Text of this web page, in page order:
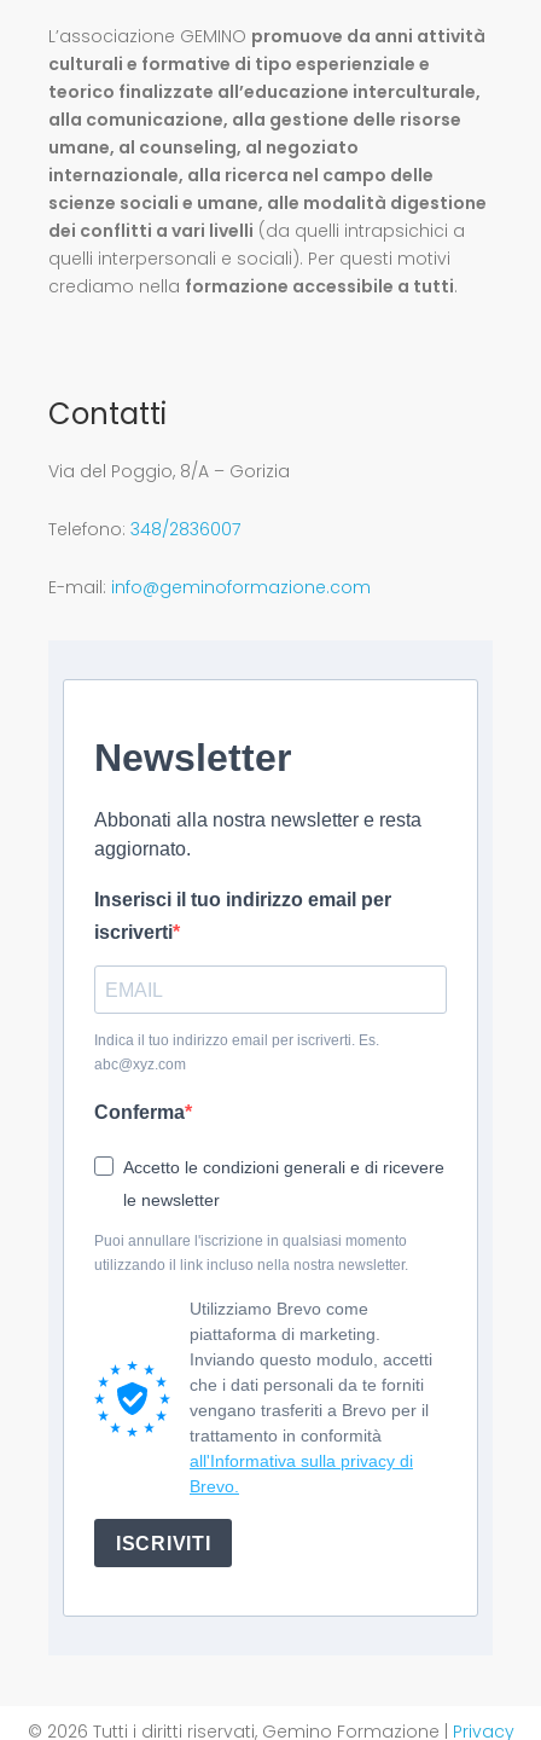
L’associazione GEMINO promuove da anni attività
culturali e formative di tipo esperienziale e
teorico finalizzate all’educazione interculturale,
alla comunicazione, alla gestione delle risorse
umane, al counseling, al negoziato
internazionale, alla ricerca nel campo delle
scienze sociali e umane, alle modalità digestione
dei conflitti a vari livelli (da quelli intrapsichici a
quelli interpersonali e sociali). Per questi motivi
crediamo nella formazione accessibile a tutti.
Contatti
Via del Poggio, 8/A – Gorizia
Telefono: 348/2836007
E-mail: info@geminoformazione.com
Newsletter
Abbonati alla nostra newsletter e resta
aggiornato.
Inserisci il tuo indirizzo email per
iscriverti
Indica il tuo indirizzo email per iscriverti. Es.
abc@xyz.com
Conferma
Accetto le condizioni generali e di ricevere
le newsletter
Puoi annullare l'iscrizione in qualsiasi momento
utilizzando il link incluso nella nostra newsletter.
Utilizziamo Brevo come
piattaforma di marketing.
Inviando questo modulo, accetti
che i dati personali da te forniti
vengano trasferiti a Brevo per il
trattamento in conformità
all'Informativa sulla privacy di
Brevo.
ISCRIVITI
© 2026 Tutti i diritti riservati, Gemino Formazione | Privacy